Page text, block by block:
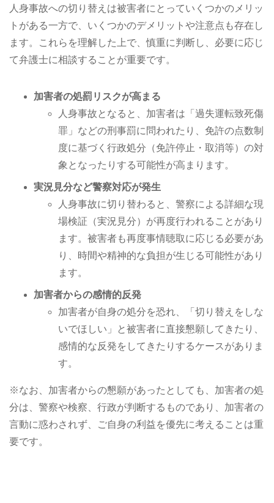
人身事故への切り替えは被害者にとっていくつかのメリッ
トがある一方で、いくつかのデメリットや注意点も存在し
ます。これらを理解した上で、慎重に判断し、必要に応じ
て弁護士に相談することが重要です。
加害者の処罰リスクが高まる
人身事故となると、加害者は「過失運転致死傷
罪」などの刑事罰に問われたり、免許の点数制
度に基づく行政処分（免許停止・取消等）の対
象となったりする可能性が高まります。
実況見分など警察対応が発生
人身事故に切り替わると、警察による詳細な現
場検証（実況見分）が再度行われることがあり
ます。被害者も再度事情聴取に応じる必要があ
り、時間や精神的な負担が生じる可能性があり
ます。
加害者からの感情的反発
加害者が自身の処分を恐れ、「切り替えをしな
いでほしい」と被害者に直接懇願してきたり、
感情的な反発をしてきたりするケースがありま
す。
※なお、加害者からの懇願があったとしても、加害者の処
分は、警察や検察、行政が判断するものであり、加害者の
言動に惑わされず、ご自身の利益を優先に考えることは重
要です。